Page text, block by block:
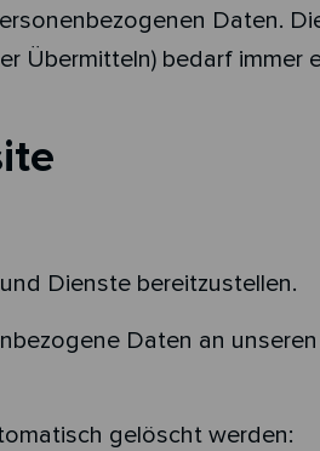
Daten.
Übermitteln) bedarf immer
Dienste bereitzustellen.
Daten an unseren
gelöscht werden: